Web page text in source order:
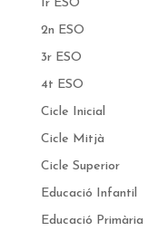
1r ESO
2n ESO
3r ESO
4t ESO
Cicle Inicial
Cicle Mitjà
Cicle Superior
Educació Infantil
Educació Primària